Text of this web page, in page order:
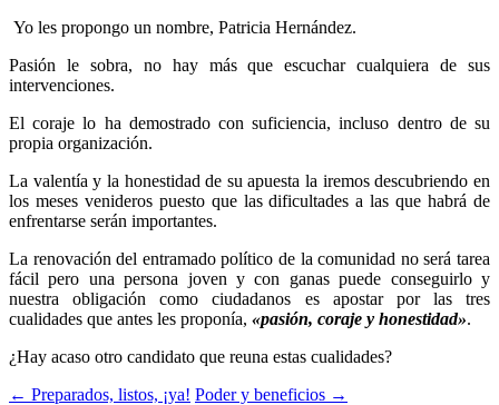
Yo les propongo un nombre, Patricia Hernández.
Pasión le sobra, no hay más que escuchar cualquiera de sus
intervenciones.
El coraje lo ha demostrado con suficiencia, incluso dentro de su
propia organización.
La valentía y la honestidad de su apuesta la iremos descubriendo en
los meses venideros puesto que las dificultades a las que habrá de
enfrentarse serán importantes.
La renovación del entramado político de la comunidad no será tarea
fácil pero una persona joven y con ganas puede conseguirlo y
nuestra obligación como ciudadanos es apostar por las tres
cualidades que antes les proponía, «pasión, coraje y honestidad».
¿Hay acaso otro candidato que reuna estas cualidades?
← Preparados, listos, ¡ya! Poder y beneficios →